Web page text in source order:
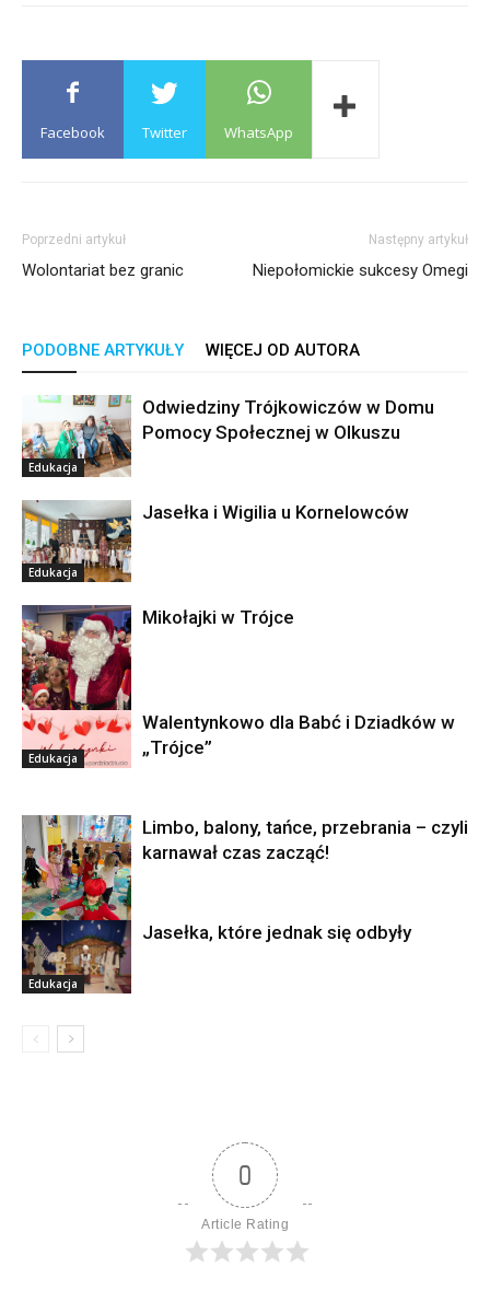
Facebook Twitter WhatsApp
Poprzedni artykuł
Wolontariat bez granic
Następny artykuł
Niepołomickie sukcesy Omegi
PODOBNE ARTYKUŁY WIĘCEJ OD AUTORA
Edukacja
Odwiedziny Trójkowiczów w Domu
Pomocy Społecznej w Olkuszu
Edukacja
Jasełka i Wigilia u Kornelowców
Edukacja
Mikołajki w Trójce
Edukacja
Walentynkowo dla Babć i Dziadków w
„Trójce”
Edukacja
Limbo, balony, tańce, przebrania – czyli
karnawał czas zacząć!
Edukacja
Jasełka, które jednak się odbyły
0
Article Rating